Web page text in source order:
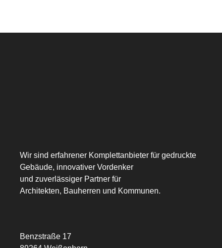
Wir sind erfahrener Komplettanbieter für gedruckte
Gebäude, innovativer Vordenker
und zuverlässiger Partner für
Architekten, Bauherren und Kommunen.
Benzstraße 17